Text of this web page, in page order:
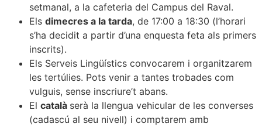
setmanal, a la cafeteria del Campus del Raval.
Els dimecres a la tarda, de 17:00 a 18:30 (l’horari
s’ha decidit a partir d’una enquesta feta als primers
inscrits).
Els Serveis Lingüístics convocarem i organitzarem
les tertúlies. Pots venir a tantes trobades com
vulguis, sense inscriure’t abans.
El català serà la llengua vehicular de les converses
(cadascú al seu nivell) i comptarem amb